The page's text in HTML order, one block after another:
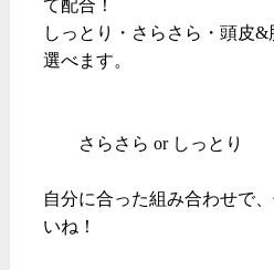
て配合！
しっとり・さらさら・頭皮
選べます。
さらさら or しっとり
自分に合った組み合わせで
いね！